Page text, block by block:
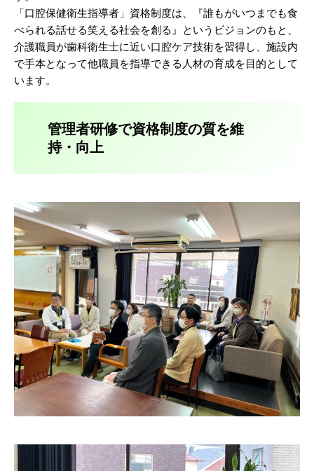
「口腔保健衛生指導者」資格制度は、『誰もがいつまでも食
べられる話せる笑える社会を創る』というビジョンのもと、
介護職員が歯科衛生士に近い口腔ケア技術を習得し、施設内
で手本となって他職員を指導できる人材の育成を目的として
います。
管理者研修で資格制度の質を維
持・向上